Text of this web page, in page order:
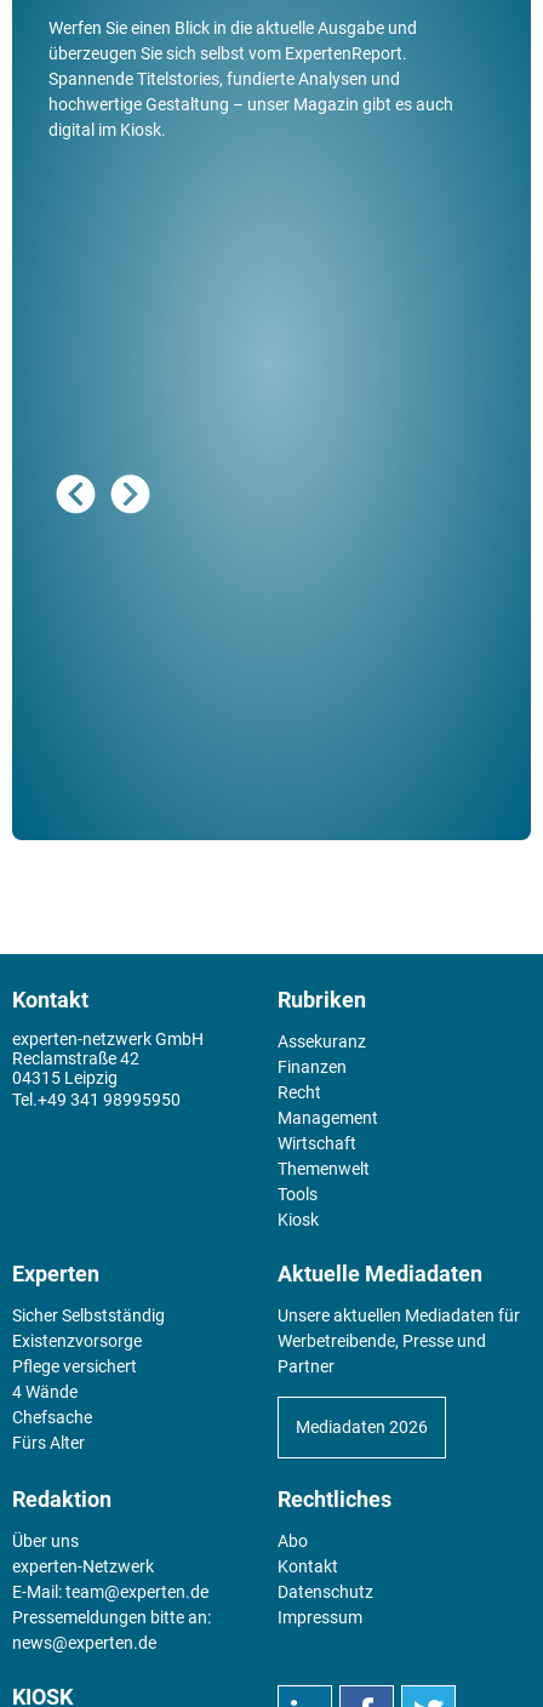
Werfen Sie einen Blick in die aktuelle Ausgabe und
überzeugen Sie sich selbst vom ExpertenReport.
Spannende Titelstories, fundierte Analysen und
hochwertige Gestaltung – unser Magazin gibt es auch
digital im Kiosk.
Kontakt
experten-netzwerk GmbH
Reclamstraße 42
04315 Leipzig
+49 341 98995950
Rubriken
Assekuranz
Finanzen
Recht
Management
Wirtschaft
Themenwelt
Tools
Kiosk
Experten
Sicher Selbstständig
Existenz­vorsorge
Pflege versichert
4 Wände
Chefsache
Fürs Alter
Aktuelle Mediadaten
Unsere aktuellen Mediadaten für
Werbetreibende, Presse und
Partner
Mediadaten 2026
Redaktion
Über uns
experten-Netzwerk
E-Mail:team@experten.de
Pressemeldungen bitte an:
news@experten.de
Rechtliches
Abo
Kontakt
Datenschutz
Impressum
KIOSK